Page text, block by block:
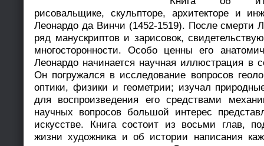
рисовальщике, скульпторе, архитекторе и
Леонардо да Винчи (1452-1519). После смерти
ряд манускриптов и зарисовок,
многосторонности. Особо ценны его
Леонардо начинается научная иллюстрация в
Он погружался в исследование вопросов
оптики, физики и геометрии; изучал
для воспроизведения его средствами
научных вопросов большой интерес
искусстве. Книга состоит из восьми глав,
жизни художника и об истории написания